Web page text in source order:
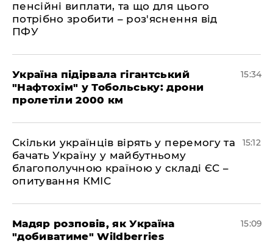
пенсійні виплати, та що для цього
потрібно зробити – роз'яснення від
ПФУ
Україна підірвала гігантський
"Нафтохім" у Тобольську: дрони
пролетіли 2000 км
15:34
Скільки українців вірять у перемогу та
бачать Україну у майбутньому
благополучною країною у складі ЄС –
опитування КМІС
15:12
Мадяр розповів, як Україна
"добиватиме" Wildberries
15:09